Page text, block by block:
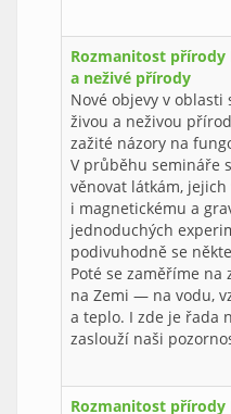
Rozmanitost přírody
a neživé přírody
Nové objevy v
živou a neživou
zažité názory na
V průběhu semináře
věnovat látkám,
i magnetickému a
jednoduchých
podivuhodně se
Poté se zaměříme
na Zemi — na vodu,
a teplo. I zde je řada
zaslouží naši
Rozmanitost